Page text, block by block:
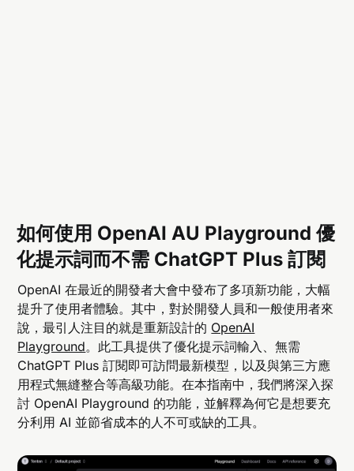
如何使用 OpenAI AU Playground 優
化提示詞而不需 ChatGPT Plus 訂閱
OpenAI 在最近的開發者大會中發布了多項新功能，大幅
提升了使用者體驗。其中，對於開發人員和一般使用者來
說，最引人注目的就是重新設計的 OpenAI
Playground。此工具提供了優化提示詞輸入、無需
ChatGPT Plus 訂閱即可訪問最新模型，以及與第三方應
用程式無縫整合等高級功能。在本指南中，我們將深入探
討 OpenAI Playground 的功能，並解釋為何它是想要充
分利用 AI 並節省成本的人不可或缺的工具。